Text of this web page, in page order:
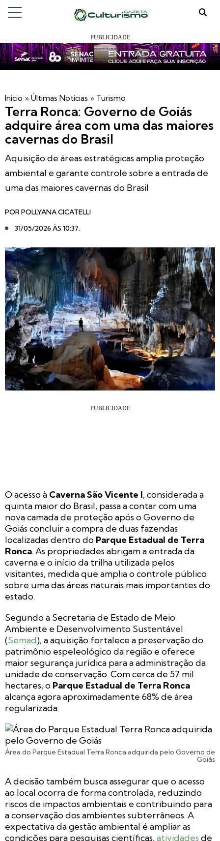
Início » Últimas Notícias » Turismo
Terra Ronca: Governo de Goiás
adquire área com uma das maiores
cavernas do Brasil
Aquisição de áreas estratégicas amplia proteção
ambiental e garante controle sobre a entrada de
uma das maiores cavernas do Brasil
PORPOLLYANA CICATELLI
31/05/2026 ÀS 10:37.
O acesso à Caverna São Vicente I, considerada a
quinta maior do Brasil, passa a contar com uma
nova camada de proteção após o Governo de
Goiás concluir a compra de duas fazendas
localizadas dentro do Parque Estadual de Terra
Ronca. As propriedades abrigam a entrada da
caverna e o início da trilha utilizada pelos
visitantes, medida que amplia o controle público
sobre uma das áreas naturais mais importantes do
estado.
Segundo a Secretaria de Estado de Meio
Ambiente e Desenvolvimento Sustentável
(Semad), a aquisição fortalece a preservação do
patrimônio espeleológico da região e oferece
maior segurança jurídica para a administração da
unidade de conservação. Com cerca de 57 mil
hectares, o Parque Estadual de Terra Ronca
alcança agora aproximadamente 68% de área
regularizada.
Área do Parque Estadual Terra Ronca adquirida pelo Governo de
Goiás
A decisão também busca assegurar que o acesso
ao local ocorra de forma controlada, reduzindo
riscos de impactos ambientais e contribuindo para
a conservação dos ambientes subterrâneos. A
expectativa da gestão ambiental é ampliar as
condições para pesquisas científicas, atividades de